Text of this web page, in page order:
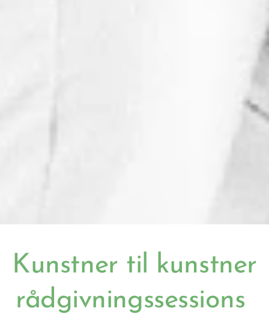
Kunstner til kunstner
rådgivningssessions